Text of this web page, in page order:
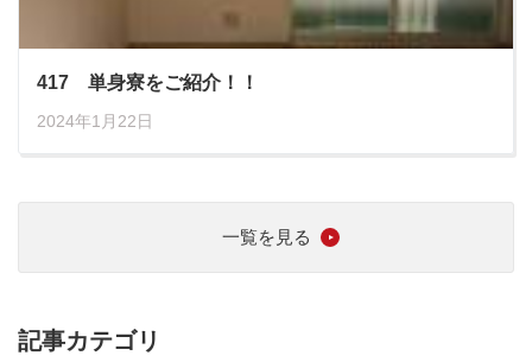
一覧を見る
417 単身寮をご紹介！！
2024年1月22日
記事カテゴリ